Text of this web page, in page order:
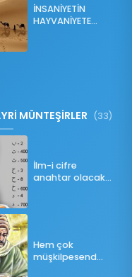
İNSANİYETİN
HAYVANİYETE
MÜNTEŞİRLER (33)
İlm-i cifre
anahtar olacak
Hem çok
müşkilpesend